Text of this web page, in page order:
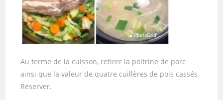
Au terme de la cuisson, retirer la poitrine de porc
ainsi que la valeur de quatre cuillères de pois cassés.
Réserver.